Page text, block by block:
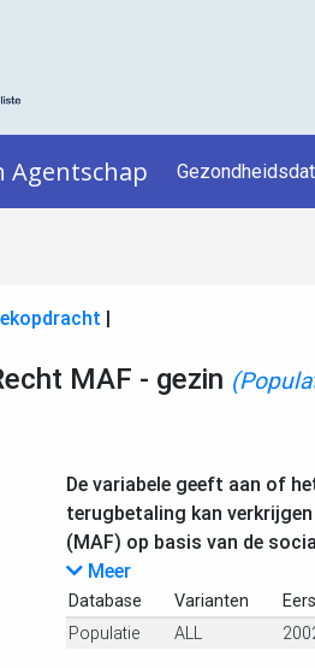
|
MAF - gezin
De variabele geeft aan of
terugbetaling kan
(MAF) op basis van de
Meer
Database Varianten
Populatie
ALL